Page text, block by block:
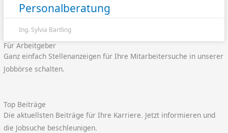
Personalberatung
Ing. Sylvia Bartling
Für Arbeitgeber
Ganz einfach Stellenanzeigen für Ihre Mitarbeitersuche in unserer
Jobbörse schalten.
Top Beiträge
Die aktuellsten Beiträge für Ihre Karriere. Jetzt informieren und
die Jobsuche beschleunigen.